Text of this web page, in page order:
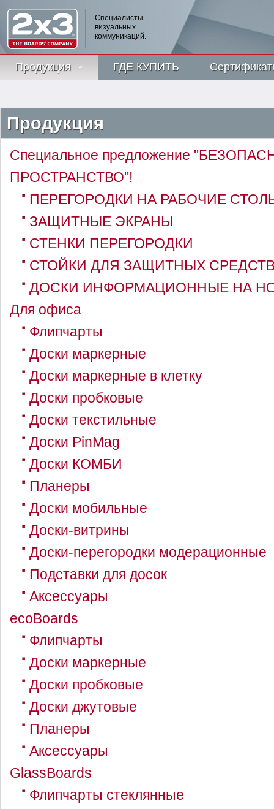
Специалисты
визуальных
коммуникаций.
Продукция ГДЕ КУПИТЬ
Продукция
Специальное предложение
ПРОСТРАНСТВО"!
ПЕРЕГОРОДКИ НА РАБОЧИЕ
ЗАЩИТНЫЕ ЭКРАНЫ
СТЕНКИ ПЕРЕГОРОДКИ
СТОЙКИ ДЛЯ ЗАЩИТНЫХ
ДОСКИ ИНФОРМАЦИОННЫЕ НА
Для офиса
Флипчарты
Доски маркерные
Доски маркерные в клетку
Доски пробковые
Доски текстильные
Доски PinMag
Доски КОМБИ
Планеры
Доски мобильные
Доски-витрины
Доски-перегородки модерационные
Подставки для досок
Аксессуары
ecoBoards
Флипчарты
Доски маркерные
Доски пробковые
Доски джутовые
Планеры
Аксессуары
GlassBoards
Флипчарты стеклянные